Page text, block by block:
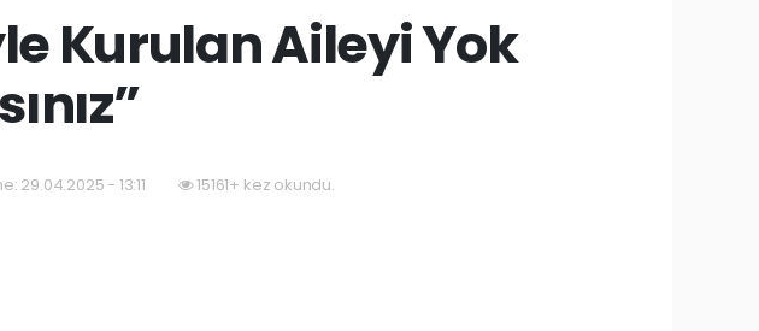
Kurulan Aileyi Yok
29.04.2025 - 13:11 15161+ kez okundu.